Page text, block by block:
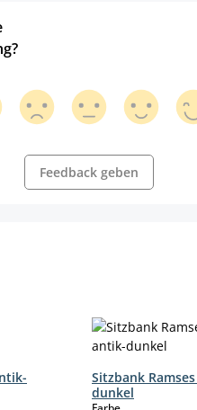
Feedback geben
Sitzbank
dunkel